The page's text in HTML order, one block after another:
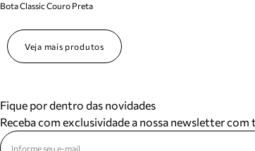
Bota Classic Couro Preta
Veja mais produtos
Fique por dentro das novidades
Receba com exclusividade a nossa newsletter